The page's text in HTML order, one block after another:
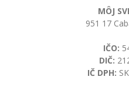
MÔJ
951 17
IČO:
DIČ:
IČ DPH: